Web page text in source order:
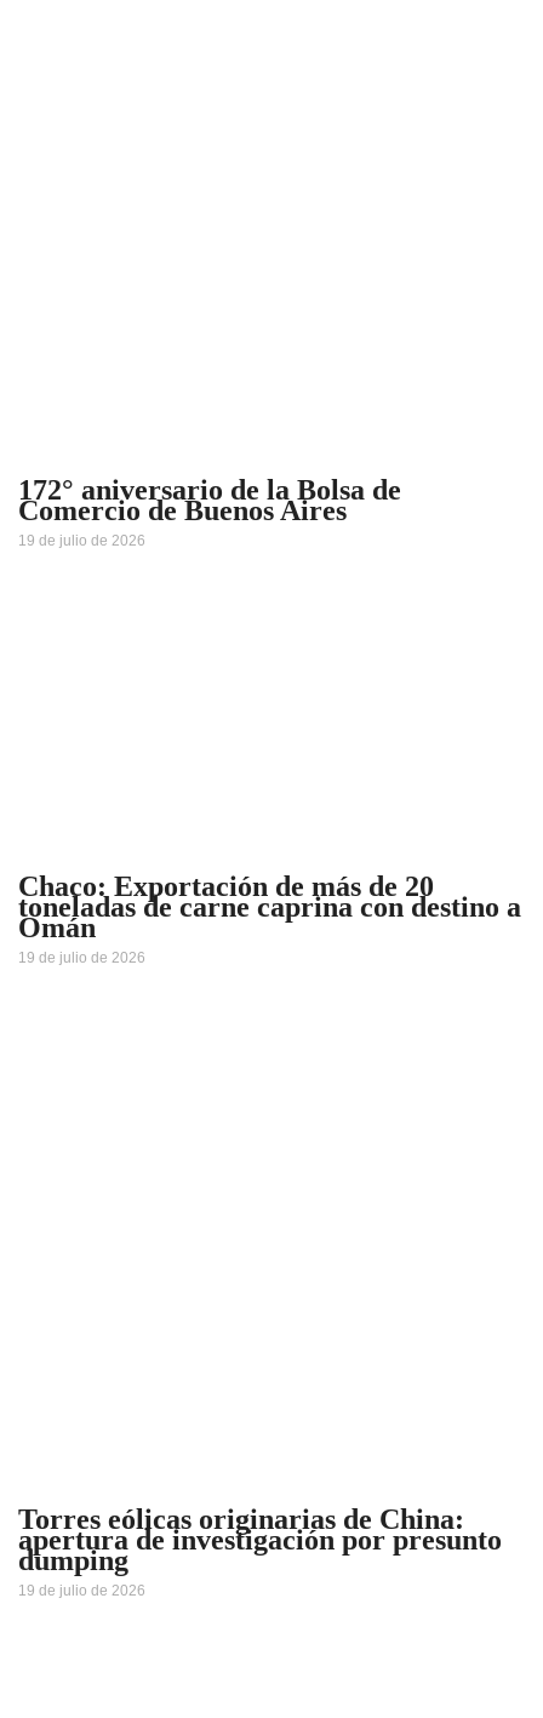
172° aniversario de la Bolsa de
Comercio de Buenos Aires
19 de julio de 2026
Chaco: Exportación de más de 20
toneladas de carne caprina con destino a
Omán
19 de julio de 2026
Torres eólicas originarias de China:
apertura de investigación por presunto
dumping
19 de julio de 2026